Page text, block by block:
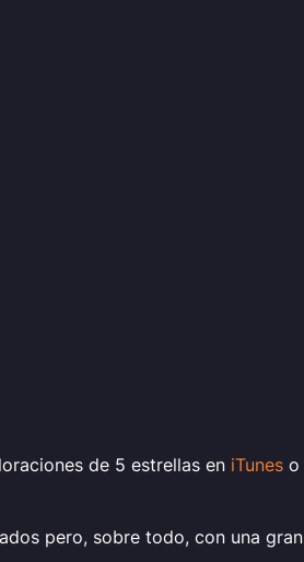
de 5 estrellas en iTunes o
pero, sobre todo, con una gran